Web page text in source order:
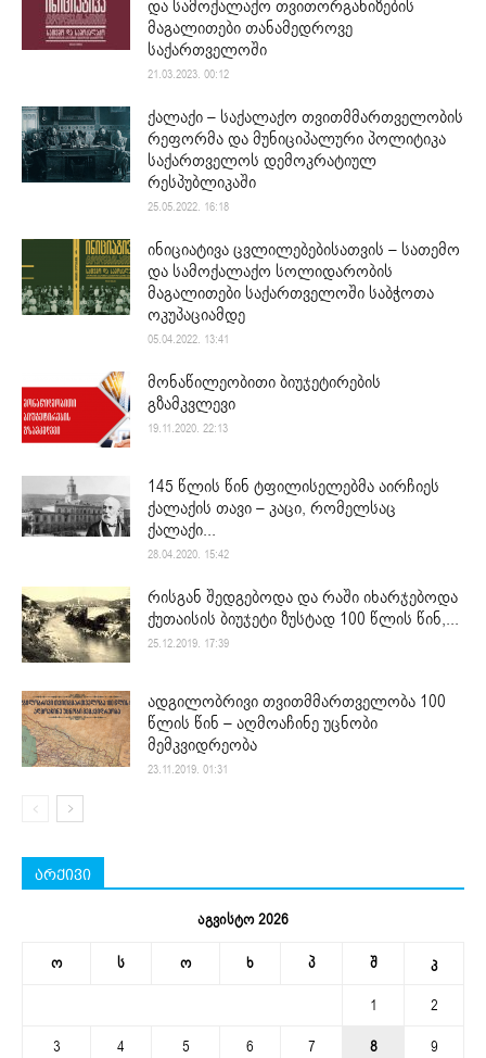
და სამოქალაქო თვითორგანიზების
მაგალითები თანამედროვე
საქართველოში
21.03.2023. 00:12
ქალაქი – საქალაქო თვითმმართველობის
რეფორმა და მუნიციპალური პოლიტიკა
საქართველოს დემოკრატიულ
რესპუბლიკაში
25.05.2022. 16:18
ინიციატივა ცვლილებებისათვის – სათემო
და სამოქალაქო სოლიდარობის
მაგალითები საქართველოში საბჭოთა
ოკუპაციამდე
05.04.2022. 13:41
მონაწილეობითი ბიუჯეტირების
გზამკვლევი
19.11.2020. 22:13
145 წლის წინ ტფილისელებმა აირჩიეს
ქალაქის თავი – კაცი, რომელსაც
ქალაქი...
28.04.2020. 15:42
რისგან შედგებოდა და რაში იხარჯებოდა
ქუთაისის ბიუჯეტი ზუსტად 100 წლის წინ,...
25.12.2019. 17:39
ადგილობრივი თვითმმართველობა 100
წლის წინ – აღმოაჩინე უცნობი
მემკვიდრეობა
23.11.2019. 01:31
არქივი
აგვისტო 2026
ო ს ო ხ პ შ კ
1
2
3
4 5 6 7 8
9